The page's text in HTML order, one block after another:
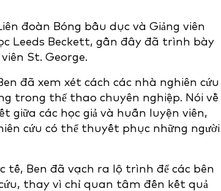
đoàn Bóng bầu dục và Giảng viên
Leeds Beckett, gần đây đã trình bày
St. George.
đã xem xét cách các nhà nghiên cứu
trong thể thao chuyên nghiệp. Nói về
giữa các học giả và huấn luyện viên,
cứu có thể thuyết phục những người
Ben đã vạch ra lộ trình để các bên
thay vì chỉ quan tâm đến kết quả